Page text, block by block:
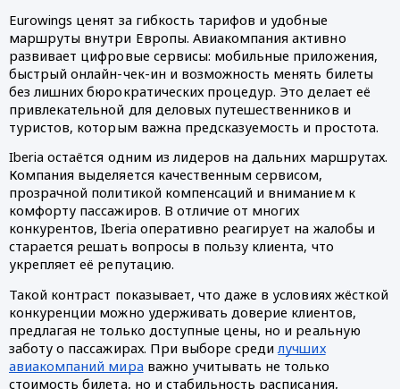
Eurowings ценят за гибкость тарифов и удобные
маршруты внутри Европы. Авиакомпания активно
развивает цифровые сервисы: мобильные приложения,
быстрый онлайн-чек-ин и возможность менять билеты
без лишних бюрократических процедур. Это делает её
привлекательной для деловых путешественников и
туристов, которым важна предсказуемость и простота.
Iberia остаётся одним из лидеров на дальних маршрутах.
Компания выделяется качественным сервисом,
прозрачной политикой компенсаций и вниманием к
комфорту пассажиров. В отличие от многих
конкурентов, Iberia оперативно реагирует на жалобы и
старается решать вопросы в пользу клиента, что
укрепляет её репутацию.
Такой контраст показывает, что даже в условиях жёсткой
конкуренции можно удерживать доверие клиентов,
предлагая не только доступные цены, но и реальную
заботу о пассажирах. При выборе средилучших
авиакомпаний мира важно учитывать не только
стоимость билета, но и стабильность расписания,